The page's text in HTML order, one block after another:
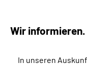
Wir
In unseren